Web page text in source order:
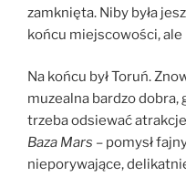
zamknięta. Niby była
końcu miejscowości,
Na końcu był Toruń.
muzealna bardzo
trzeba odsiewać
Baza Mars – pomysł
nieporywające,